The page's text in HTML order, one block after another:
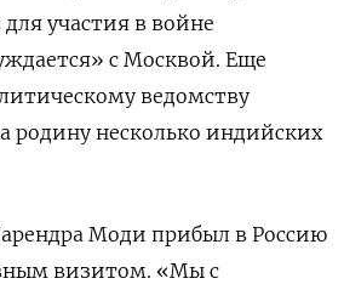
участия в войне
с Москвой. Еще
ведомству
родину несколько индийских
Моди прибыл в Россию
визитом. «Мы с